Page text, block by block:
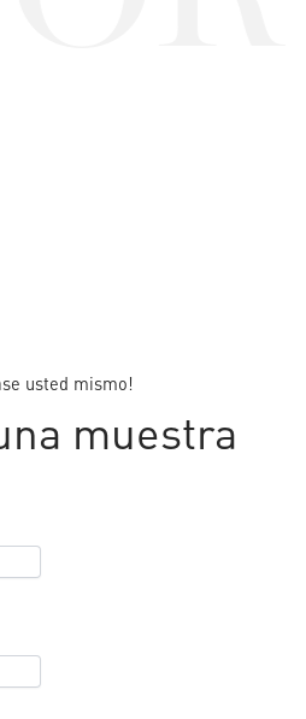
usted mismo!
muestra